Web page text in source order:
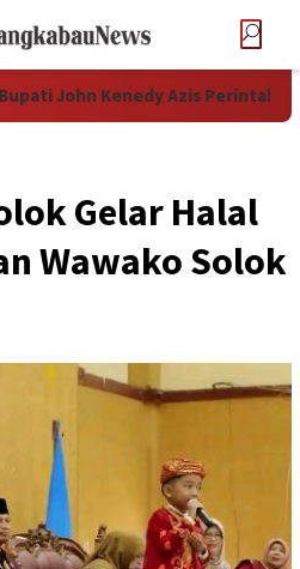
Kenedy Azis Perintahkan Pj.
Gelar Halal
Wawako Solok